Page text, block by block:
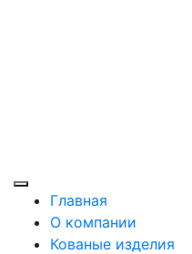
Главная
О компании
Кованые изделия